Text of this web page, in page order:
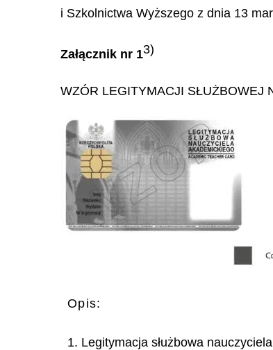
i Szkolnictwa Wyższego z dnia 13
Załącznik nr 13)
WZÓR LEGITYMACJI SŁUŻBOWEJ
Opis:
1. Legitymacja służbowa